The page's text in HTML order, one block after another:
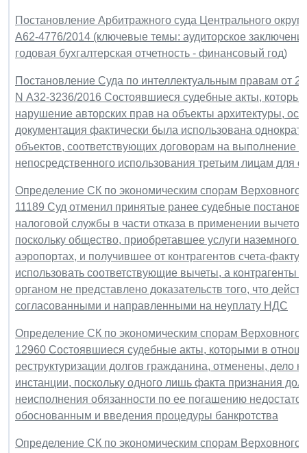
Постановление Арбитражного суда Центрального
А62-4776/2014 (ключевые темы: аудиторское
годовая бухгалтерская отчетность - финансовый год)
Постановление Суда по интеллектуальным правам от
N А32-3236/2016 Состоявшиеся судебные акты,
нарушение авторских прав на объекты архитектуры,
документация фактически была использована
объектов, соответствующих договорам на выполнение
непосредственного использования третьим лицам для
Определение СК по экономическим спорам
11189 Суд отменил принятые ранее судебные
налоговой службы в части отказа в применении
поскольку общество, приобретавшее услуги
аэропортах, и получившее от контрагентов счета-
использовать соответствующие вычеты, а
органом не представлено доказательств того, что
согласованными и направленными на неуплату НДС
Определение СК по экономическим спорам
12960 Состоявшиеся судебные акты, которыми в
реструктуризации долгов гражданина, отменены, дело
инстанции, поскольку одного лишь факта признания
неисполнения обязанности по ее погашению
обоснованным и введения процедуры банкротства
Определение СК по экономическим спорам